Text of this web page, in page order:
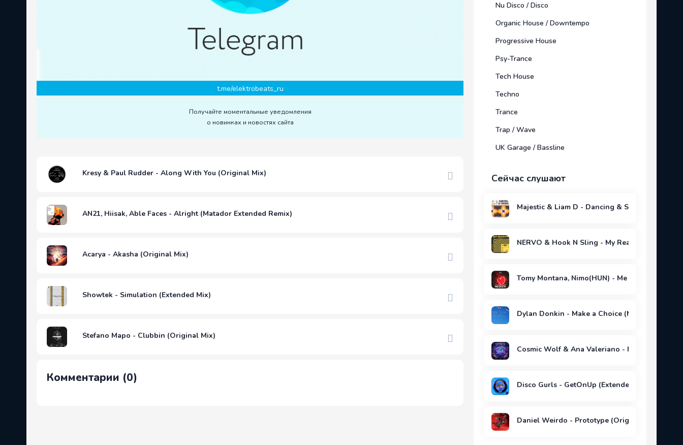
t.me/elektrobeats_ru
Получайте моментальные уведомления
о новинках и новостях сайта
Kresy & Paul Rudder - Along With You (Original Mix)
AN21, Hiisak, Able Faces - Alright (Matador Extended Remix)
Acarya - Akasha (Original Mix)
Showtek - Simulation (Extended Mix)
Stefano Mapo - Clubbin (Original Mix)
Комментарии (0)
Nu Disco / Disco
Organic House / Downtempo
Progressive House
Psy-Trance
Tech House
Techno
Trance
Trap / Wave
UK Garage / Bassline
Сейчас слушают
Majestic & Liam D - Dancing & Singing
NERVO & Hook N Sling - My Reason (Extended
Tomy Montana, Nimo(HUN) - Me Gusta
Dylan Donkin - Make a Choice (Mass Digital
Cosmic Wolf & Ana Valeriano - Hypnotic
Disco Gurls - GetOnUp (Extended Mix)
Daniel Weirdo - Prototype (Original Mix)